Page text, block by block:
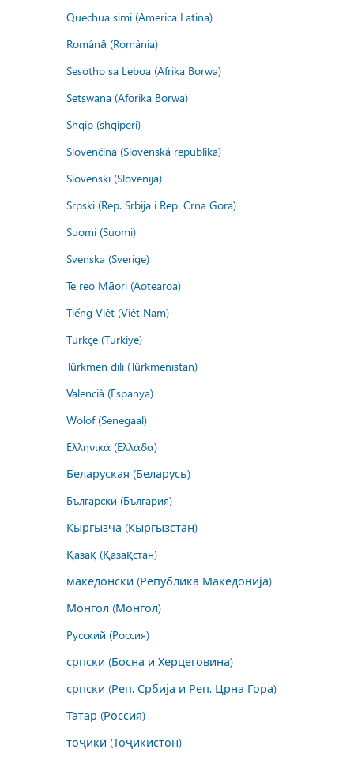
Quechua simi (America Latina)
Română (România)
Sesotho sa Leboa (Afrika Borwa)
Setswana (Aforika Borwa)
Shqip (shqipëri)
Slovenčina (Slovenská republika)
Slovenski (Slovenija)
Srpski (Rep. Srbija i Rep. Crna Gora)
Suomi (Suomi)
Svenska (Sverige)
Te reo Māori (Aotearoa)
Tiếng Việt (Việt Nam)
Türkçe (Türkiye)
Türkmen dili (Türkmenistan)
Valencià (Espanya)
Wolof (Senegaal)
Ελληνικά (Ελλάδα)
Беларуская (Беларусь)
Български (България)
Кыргызча (Кыргызстан)
Қазақ (Қазақстан)
македонски (Република Македонија)
Монгол (Монгол)
Русский (Россия)
српски (Босна и Херцеговина)
српски (Реп. Србија и Реп. Црна Гора)
Татар (Россия)
тоҷикӣ (Тоҷикистон)